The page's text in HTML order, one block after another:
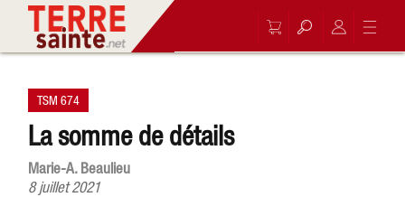
TSM 674
La somme de détails
Marie-A. Beaulieu
8 juillet 2021